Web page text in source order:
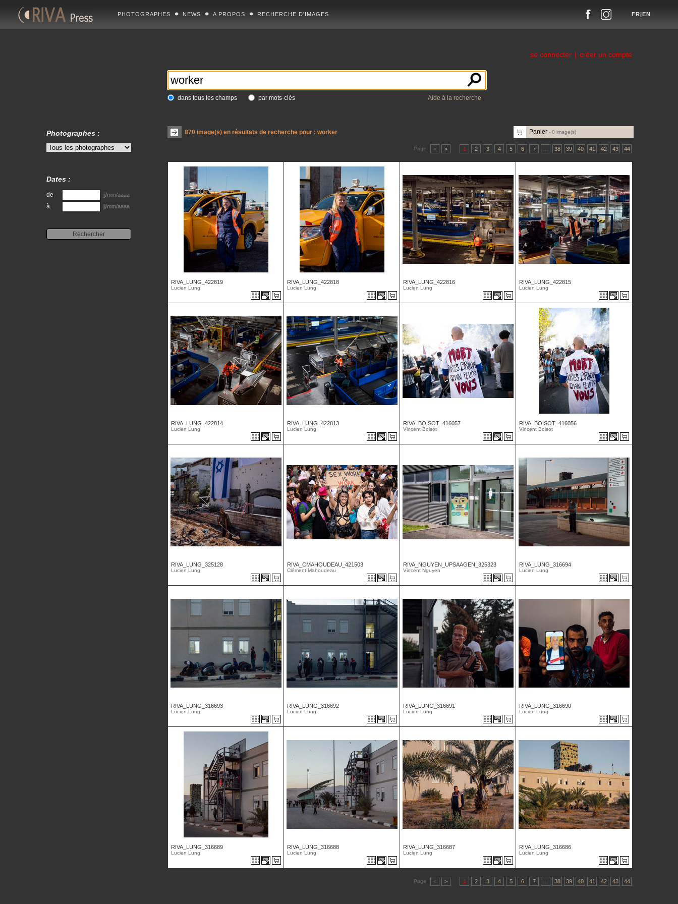
PHOTOGRAPHES NEWS A PROPOS RECHERCHE D'IMAGES FR|EN
se connecter | créer un compte
dans tous les champs par mots-clés Aide à la recherche
870 image(s) en résultats de recherche pour : worker Panier - 0 image(s)
Page < > 1 2 3 4 5 6 7 38 39 40 41 42 43 44
RIVA_LUNG_422819
Lucien Lung
RIVA_LUNG_422818
Lucien Lung
RIVA_LUNG_422816
Lucien Lung
RIVA_LUNG_422815
Lucien Lung
RIVA_LUNG_422814
Lucien Lung
RIVA_LUNG_422813
Lucien Lung
RIVA_BOISOT_416057
Vincent Boisot
RIVA_BOISOT_416056
Vincent Boisot
RIVA_LUNG_325128
Lucien Lung
RIVA_CMAHOUDEAU_421503
Clément Mahoudeau
RIVA_NGUYEN_UPSAAGEN_325323
Vincent Nguyen
RIVA_LUNG_316694
Lucien Lung
RIVA_LUNG_316693
Lucien Lung
RIVA_LUNG_316692
Lucien Lung
RIVA_LUNG_316691
Lucien Lung
RIVA_LUNG_316690
Lucien Lung
RIVA_LUNG_316689
Lucien Lung
RIVA_LUNG_316688
Lucien Lung
RIVA_LUNG_316687
Lucien Lung
RIVA_LUNG_316686
Lucien Lung
Page < > 1 2 3 4 5 6 7 38 39 40 41 42 43 44
Photographes :
Dates :
de jj/mm/aaaa
à jj/mm/aaaa